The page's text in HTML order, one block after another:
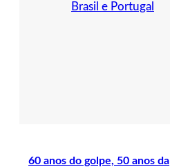
60 anos do golpe, 50 anos da